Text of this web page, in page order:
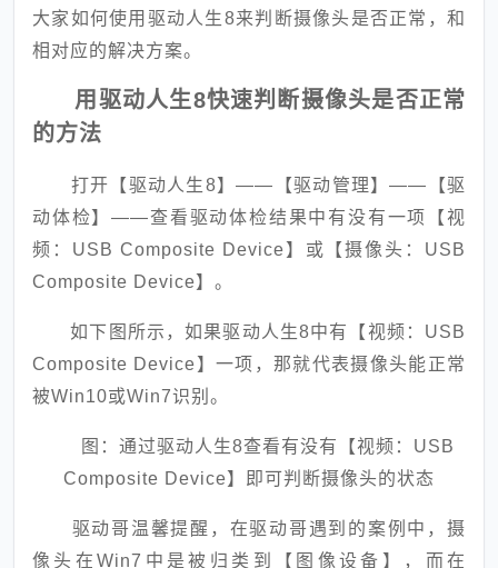
大家如何使用驱动人生8来判断摄像头是否正常，和
相对应的解决方案。
用驱动人生8快速判断摄像头是否正常
的方法
打开【驱动人生8】——【驱动管理】——【驱
动体检】——查看驱动体检结果中有没有一项【视
频：USB Composite Device】或【摄像头：USB
Composite Device】。
如下图所示，如果驱动人生8中有【视频：USB
Composite Device】一项，那就代表摄像头能正常
被Win10或Win7识别。
图：通过驱动人生8查看有没有【视频：USB
Composite Device】即可判断摄像头的状态
驱动哥温馨提醒，在驱动哥遇到的案例中，摄
像头在Win7中是被归类到【图像设备】，而在